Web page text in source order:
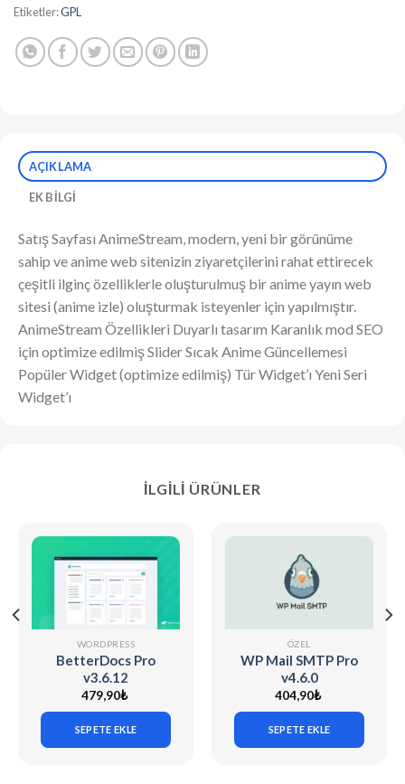
Etiketler:GPL
AÇIKLAMA
EK BILGI
Satış Sayfası AnimeStream, modern, yeni bir görünüme
sahip ve anime web sitenizin ziyaretçilerini rahat ettirecek
çeşitli ilginç özelliklerle oluşturulmuş bir anime yayın web
sitesi (anime izle) oluşturmak isteyenler için yapılmıştır.
AnimeStream Özellikleri Duyarlı tasarım Karanlık mod SEO
için optimize edilmiş Slider Sıcak Anime Güncellemesi
Popüler Widget (optimize edilmiş) Tür Widget’ı Yeni Seri
Widget’ı
İLGILI ÜRÜNLER
WORDPRESS
BetterDocs Pro
v3.6.12
479,90₺
SEPETE EKLE
ÖZEL
WP Mail SMTP Pro
v4.6.0
404,90₺
SEPETE EKLE